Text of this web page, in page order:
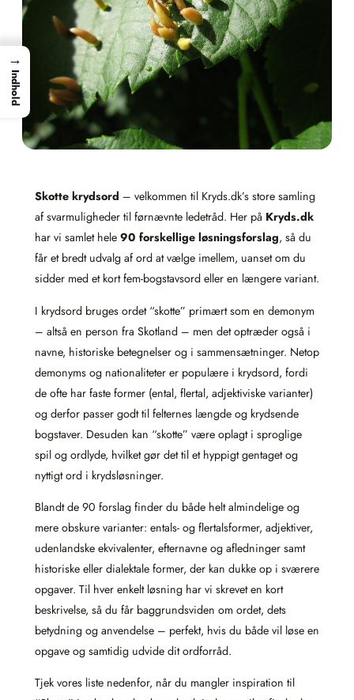
Skotte krydsord – velkommen til Kryds.dk’s store samling
af svarmuligheder til førnævnte ledetråd. Her på Kryds.dk
har vi samlet hele 90 forskellige løsningsforslag, så du
får et bredt udvalg af ord at vælge imellem, uanset om du
sidder med et kort fem-bogstavsord eller en længere variant.
I krydsord bruges ordet “skotte” primært som en demonym
– altså en person fra Skotland – men det optræder også i
navne, historiske betegnelser og i sammensætninger. Netop
demonyms og nationaliteter er populære i krydsord, fordi
de ofte har faste former (ental, flertal, adjektiviske varianter)
og derfor passer godt til felternes længde og krydsende
bogstaver. Desuden kan “skotte” være oplagt i sproglige
spil og ordlyde, hvilket gør det til et hyppigt gentaget og
nyttigt ord i krydsløsninger.
Blandt de 90 forslag finder du både helt almindelige og
mere obskure varianter: entals- og flertalsformer, adjektiver,
udenlandske ekvivalenter, efternavne og afledninger samt
historiske eller dialektale former, der kan dukke op i sværere
opgaver. Til hver enkelt løsning har vi skrevet en kort
beskrivelse, så du får baggrundsviden om ordet, dets
betydning og anvendelse – perfekt, hvis du både vil løse en
opgave og samtidig udvide dit ordforråd.
Tjek vores liste nedenfor, når du mangler inspiration til
→
Indhold